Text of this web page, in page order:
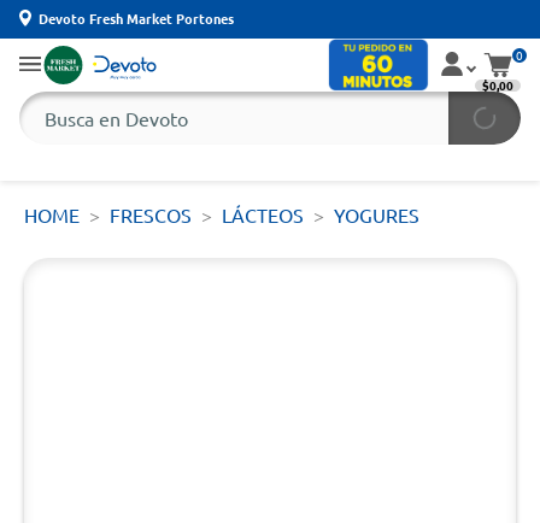
Devoto Fresh Market Portones
0
$0,00
HOME FRESCOS LÁCTEOS YOGURES